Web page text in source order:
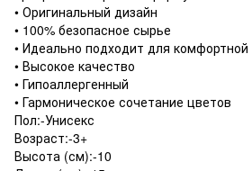
• Оригинальный дизайн
• 100% безопасное сырье
• Идеально подходит для комфортной
• Высокое качество
• Гипоаллергенный
• Гармоническое сочетание цветов
Пол:-Унисекс
Возраст:-3+
Высота (см):-10